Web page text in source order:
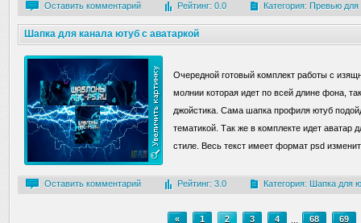
Оставить комментарий Рейтинг: 0.0 Категория: Превью для
Шапка для канала ютуб с аватаркой
Очередной готовый комплект работы с
молнии которая идет по всей длине фона,
джойстика. Сама шапка профиля ютуб
тематикой. Так же в комплекте идет аватар
стиле. Весь текст имеет формат psd
Оставить комментарий Рейтинг: 3.0 Категория: Шапка для
« 1 2 3 4 68 69